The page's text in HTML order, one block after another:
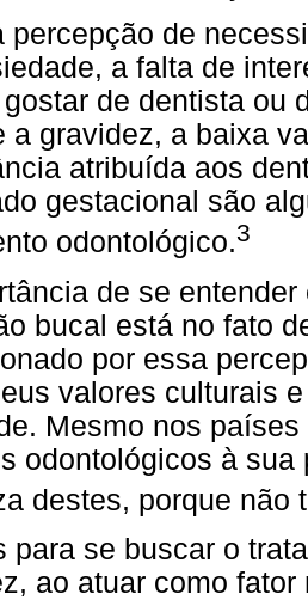
percepção de
a falta de
de dentista ou
a gravidez, a baixa
atribuída aos
gestacional são
odontológico.3
de se
bucal está no fato
por essa
valores culturais
Mesmo nos
odontológicos à
destes, porque não
para se buscar o
ao atuar como